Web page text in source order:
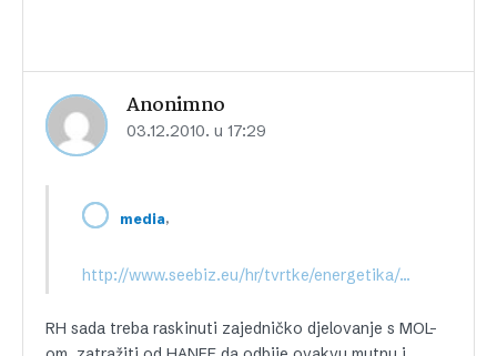
Anonimno
03.12.2010. u 17:29
media,
http://www.seebiz.eu/hr/tvrtke/energetika/popijac-nije-korektno-da-o-namjerama-mol-a-doznajemo-iz-medija,99981.html
RH sada treba raskinuti zajedničko djelovanje s MOL-